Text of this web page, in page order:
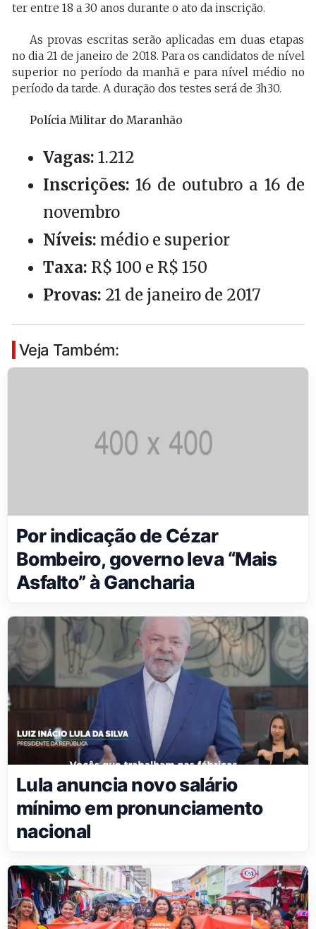
ter entre 18 a 30 anos durante o ato da inscrição.
As provas escritas serão aplicadas em duas etapas
no dia 21 de janeiro de 2018. Para os candidatos de nível
superior no período da manhã e para nível médio no
período da tarde. A duração dos testes será de 3h30.
Polícia Militar do Maranhão
Vagas: 1.212
Inscrições:16 de outubro a 16 de
novembro
Níveis: médio e superior
Taxa: R$ 100 e R$ 150
Provas: 21 de janeiro de 2017
Veja Também:
Por indicação de Cézar
Bombeiro, governo leva “Mais
Asfalto” à Gancharia
Lula anuncia novo salário
mínimo em pronunciamento
nacional